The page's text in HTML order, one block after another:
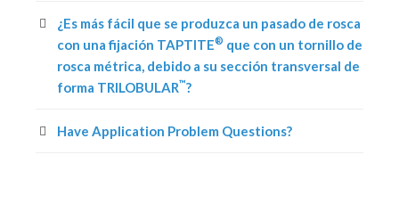
¿Es más fácil que se produzca un pasado de rosca
con una fijación TAPTITE® que con un tornillo de
rosca métrica, debido a su sección transversal de
forma TRILOBULAR™?
Have Application Problem Questions?